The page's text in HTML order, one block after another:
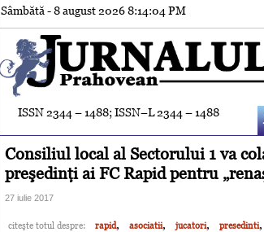
Sâmbătă - 8 august 20268:14:05 PM
ISSN 2344 – 1488; ISSN–L 2344 – 1488
Consiliul local al Sectorului 1 va
preşedinţi ai FC Rapid pentru
27 iulie 2017
citeşte totul despre: rapid, asociatii, jucatori, presedinti,